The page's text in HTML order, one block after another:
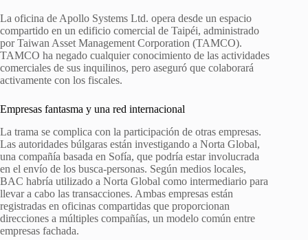
La oficina de Apollo Systems Ltd. opera desde un espacio
compartido en un edificio comercial de Taipéi, administrado
por Taiwan Asset Management Corporation (TAMCO).
TAMCO ha negado cualquier conocimiento de las actividades
comerciales de sus inquilinos, pero aseguró que colaborará
activamente con los fiscales.
Empresas fantasma y una red internacional
La trama se complica con la participación de otras empresas.
Las autoridades búlgaras están investigando a Norta Global,
una compañía basada en Sofía, que podría estar involucrada
en el envío de los busca-personas. Según medios locales,
BAC habría utilizado a Norta Global como intermediario para
llevar a cabo las transacciones. Ambas empresas están
registradas en oficinas compartidas que proporcionan
direcciones a múltiples compañías, un modelo común entre
empresas fachada.